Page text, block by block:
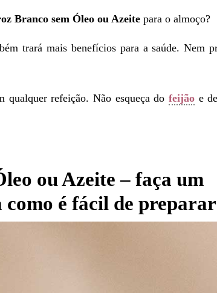
Branco sem Óleo ou Azeite para o almoço?
trará mais benefícios para a saúde. Nem
qualquer refeição. Não esqueça do feijãoe
ou Azeite – faça um
como é fácil de